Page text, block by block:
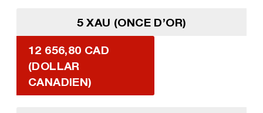
5 XAU (ONCE D’OR)
12 656,80 CAD
(DOLLAR
CANADIEN)